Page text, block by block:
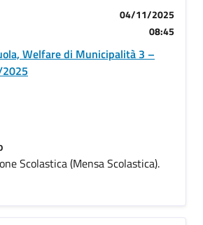
04/11/2025
08:45
Welfare di Municipalità 3 –
Scolastica (Mensa Scolastica).